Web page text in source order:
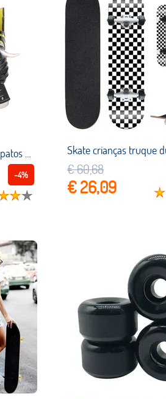
Patins de hóquei no gelo sapatos profissional lâmina de patinação no gelo sapato térmico engrossar lâmina aço carbono adulto adolescentes crianças
-4% € 60,68
€ 26,09